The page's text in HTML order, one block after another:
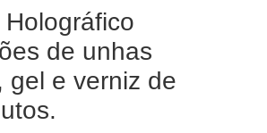
de unhas
gel e verniz de